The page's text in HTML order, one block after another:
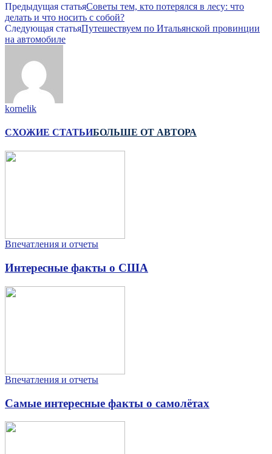
Предыдущая статьяСоветы тем, кто потерялся в лесу: что
делать и что носить с собой?
Следующая статьяПутешествуем по Итальянской провинции
на автомобиле
kornelik
СХОЖИЕ СТАТЬИБОЛЬШЕ ОТ АВТОРА
Впечатления и отчеты
Интересные факты о США
Впечатления и отчеты
Самые интересные факты о самолётах